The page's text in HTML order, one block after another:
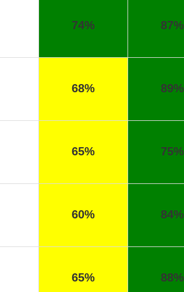
74% 87%
68% 89%
65% 75%
60% 84%
65% 88%